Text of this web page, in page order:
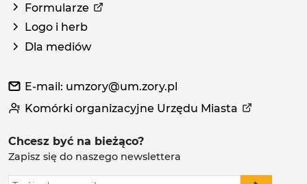
Formularze
Logo i herb
Dla mediów
E-mail: umzory@um.zory.pl
Komórki organizacyjne Urzędu Miasta
Chcesz być na bieżąco?
Zapisz się do naszego newslettera